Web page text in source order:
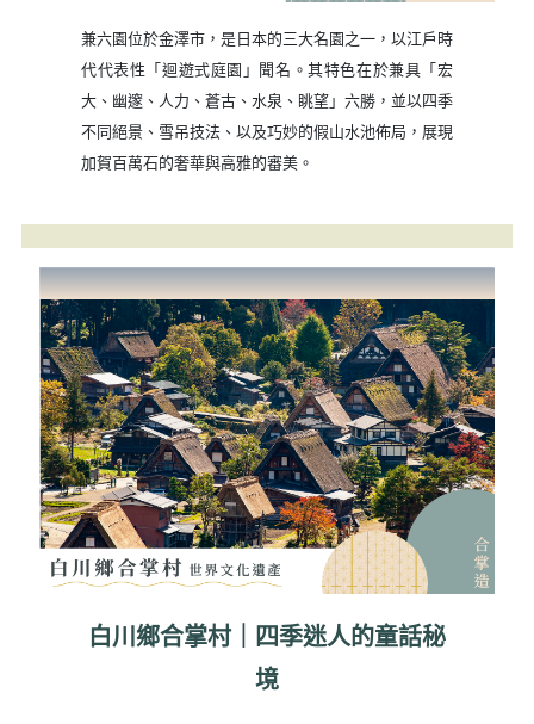
兼六園位於金澤市，是日本的三大名園之一，以江戶時
代代表性「迴遊式庭園」聞名。其特色在於兼具「宏
大、幽邃、人力、蒼古、水泉、眺望」六勝，並以四季
不同絕景、雪吊技法、以及巧妙的假山水池佈局，展現
加賀百萬石的奢華與高雅的審美。
白川鄉合掌村｜四季迷人的童話秘
境